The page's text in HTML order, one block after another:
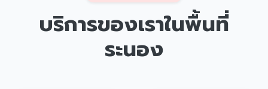
บริการของเราในพื้นที่
ระนอง